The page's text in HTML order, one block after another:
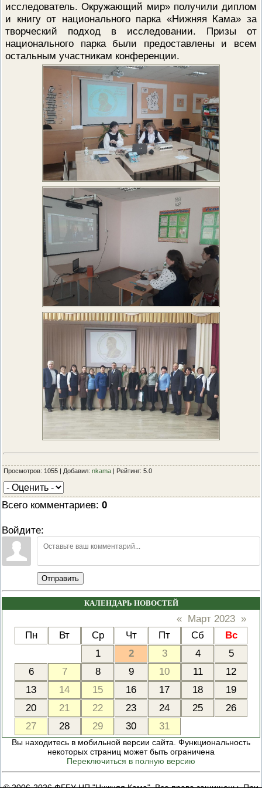
ПРОВЕРОЧНЫЙ ЛИСТ,
ПРИМЕНЯЕМЫЙ ПРИ
ОСУЩЕСТВЛЕНИИ
ГОСУДАРСТВЕННОГО
ОБЛАСТИ ОХРАНЫ И
ИСПОЛЬЗОВАНИЯ ООПТ
ФЕДЕРАЛЬНОГО ЗНАЧЕНИЯ
ПРОГРАММА ПРОФИЛАКТИКИ
РИСКОВ ПРИЧИНЕНИЯ
ПЛАН ПРОВЕДЕНИЯ
КОНТРОЛЬНЫХ
МЕРОПРИЯТИЙ
ИСЧЕРПЫВАЮЩИЙ
СВЕДЕНИЙ, КОТОРЫЕ МОГУТ
ЗАПРАШИВАТЬСЯ
(НАДЗОРНЫМ) ОРГАНОМ У
КОНТРОЛИРУЕМОГО ЛИЦА
исследователь. Окружающий мир» получили диплом
и книгу от национального парка «Нижняя Кама» за
творческий подход в исследовании. Призы от
национального парка были предоставлены и всем
остальным участникам конференции.
Просмотров: 1055 | Добавил: nkama | Рейтинг: 5.0
Всего комментариев: 0
Войдите:
Отправить
КАЛЕНДАРЬ НОВОСТЕЙ
« Март 2023 »
Пн
Вт Ср Чт Пт Сб
Вс
1
2 3 4
5
6
7 8 9 10 11
12
13
14 15 16 17 18
19
20
21 22 23 24 25
26
27
28 29 30 31
Вы находитесь в мобильной версии сайта. Функциональность
некоторых страниц может быть ограничена
Переключиться в полную версию